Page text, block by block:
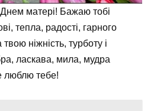
матері! Бажаю тобі
тепла, радості, гарного
ніжність, турботу і
ласкава, мила, мудра
люблю тебе!